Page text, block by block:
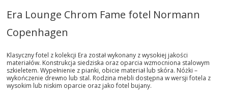
Era Lounge Chrom Fame fotel Normann
Copenhagen
Klasyczny fotel z kolekcji Era został wykonany z wysokiej jakości
materiałów. Konstrukcja siedziska oraz oparcia wzmocniona stalowym
szkieletem. Wypełnienie z pianki, obicie materiał lub skóra. Nóżki –
wykończenie drewno lub stal. Rodzina mebli dostępna w wersji fotela z
wysokim lub niskim oparcie oraz jako fotel bujany.